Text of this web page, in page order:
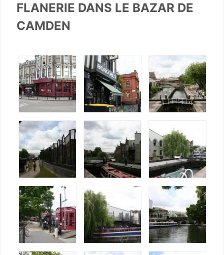
FLANERIE DANS LE BAZAR DE
CAMDEN